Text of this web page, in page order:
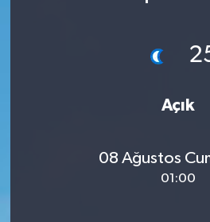
Açık
08 Ağustos
01:00